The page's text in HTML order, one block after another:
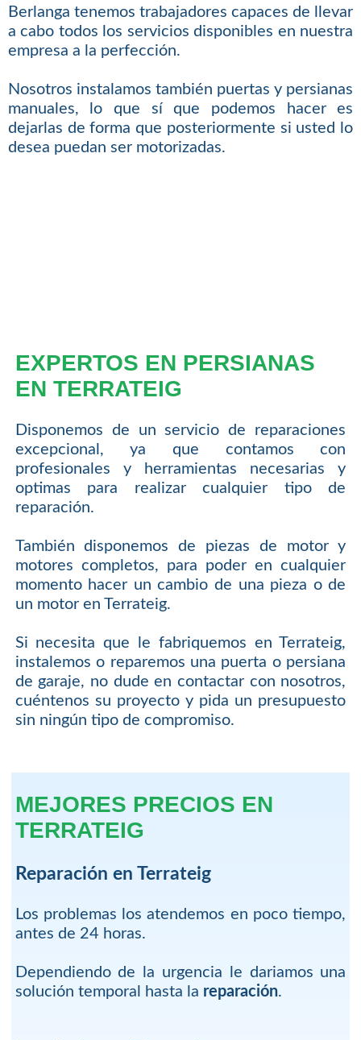
Berlanga tenemos trabajadores capaces de llevar
a cabo todos los servicios disponibles en nuestra
empresa a la perfección.
Nosotros instalamos también puertas y persianas
manuales, lo que sí que podemos hacer es
dejarlas de forma que posteriormente si usted lo
desea puedan ser motorizadas.
EXPERTOS EN PERSIANAS
EN TERRATEIG
Disponemos de un servicio de reparaciones
excepcional, ya que contamos con
profesionales y herramientas necesarias y
optimas para realizar cualquier tipo de
reparación.
También disponemos de piezas de motor y
motores completos, para poder en cualquier
momento hacer un cambio de una pieza o de
un motor en Terrateig.
Si necesita que le fabriquemos en Terrateig,
instalemos o reparemos una puerta o persiana
de garaje, no dude en contactar con nosotros,
cuéntenos su proyecto y pida un presupuesto
sin ningún tipo de compromiso.
MEJORES PRECIOS EN
TERRATEIG
Reparación en Terrateig
Los problemas los atendemos en poco tiempo,
antes de 24 horas.
Dependiendo de la urgencia le dariamos una
solución temporal hasta la reparación.